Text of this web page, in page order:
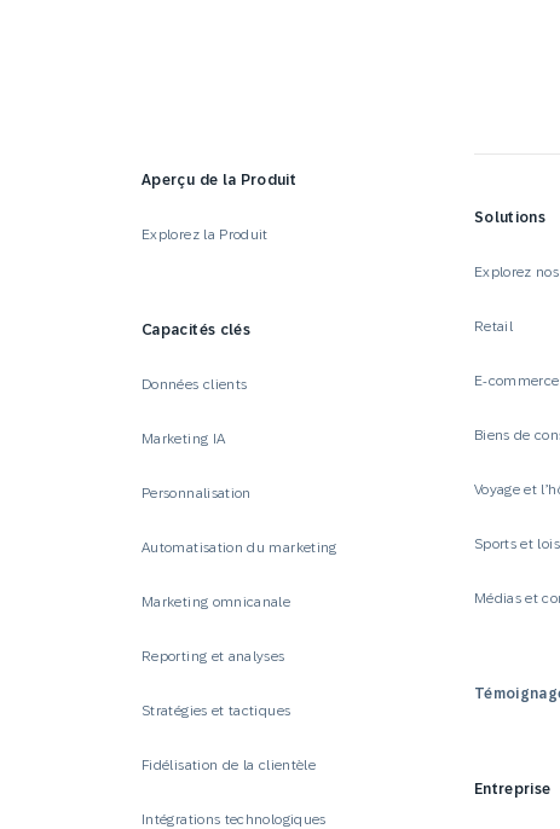
Aperçu de la Produit
Explorez la Produit
Capacités clés
Données clients
Marketing IA
Personnalisation
Automatisation du marketing
Marketing omnicanale
Reporting et analyses
Stratégies et tactiques
Fidélisation de la clientèle
Intégrations technologiques
Solutions
Explorez
Retail
E-commerce
Biens de
Voyage et
Sports et
Médias et
Entreprise